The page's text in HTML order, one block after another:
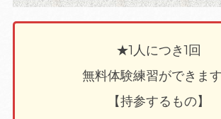
★1人につき1回
無料体験練習ができます
【持参するもの】